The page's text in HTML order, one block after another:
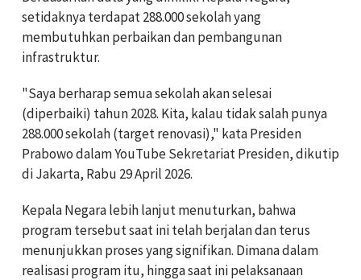
setidaknya terdapat 288.000 sekolah yang
membutuhkan perbaikan dan pembangunan
infrastruktur.
"Saya berharap semua sekolah akan selesai
(diperbaiki) tahun 2028. Kita, kalau tidak salah punya
288.000 sekolah (target renovasi)," kata Presiden
Prabowo dalam YouTube Sekretariat Presiden, dikutip
di Jakarta, Rabu 29 April 2026.
Kepala Negara lebih lanjut menuturkan, bahwa
program tersebut saat ini telah berjalan dan terus
menunjukkan proses yang signifikan. Dimana dalam
realisasi program itu, hingga saat ini pelaksanaan